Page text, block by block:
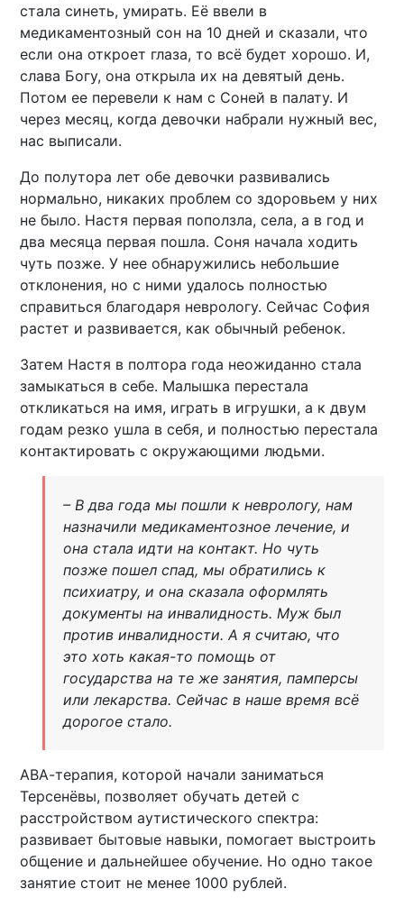
стала синеть, умирать. Её ввели в
медикаментозный сон на 10 дней и сказали, что
если она откроет глаза, то всё будет хорошо. И,
слава Богу, она открыла их на девятый день.
Потом ее перевели к нам с Соней в палату. И
через месяц, когда девочки набрали нужный вес,
нас выписали.
До полутора лет обе девочки развивались
нормально, никаких проблем со здоровьем у них
не было. Настя первая поползла, села, а в год и
два месяца первая пошла. Соня начала ходить
чуть позже. У нее обнаружились небольшие
отклонения, но с ними удалось полностью
справиться благодаря неврологу. Сейчас София
растет и развивается, как обычный ребенок.
Затем Настя в полтора года неожиданно стала
замыкаться в себе. Малышка перестала
откликаться на имя, играть в игрушки, а к двум
годам резко ушла в себя, и полностью перестала
контактировать с окружающими людьми.
– В два года мы пошли к неврологу, нам
назначили медикаментозное лечение, и
она стала идти на контакт. Но чуть
позже пошел спад, мы обратились к
психиатру, и она сказала оформлять
документы на инвалидность. Муж был
против инвалидности. А я считаю, что
это хоть какая-то помощь от
государства на те же занятия, памперсы
или лекарства. Сейчас в наше время всё
дорогое стало.
АВА-терапия, которой начали заниматься
Терсенёвы, позволяет обучать детей с
расстройством аутистического спектра:
развивает бытовые навыки, помогает выстроить
общение и дальнейшее обучение. Но одно такое
занятие стоит не менее 1000 рублей.